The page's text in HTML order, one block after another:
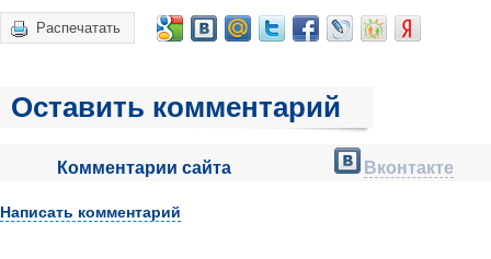
Распечатать
Оставить комментарий
Комментарии сайта Вконтакте
Написать комментарий